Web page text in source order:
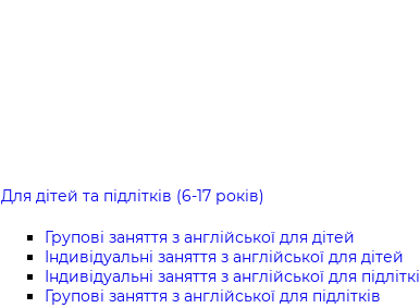
Для дітей та підлітків (6-17 років)
Групові заняття з англійської для дітей
Індивідуальні заняття з англійської для дітей
Індивідуальні заняття з англійської для
Групові заняття з англійської для підлітків